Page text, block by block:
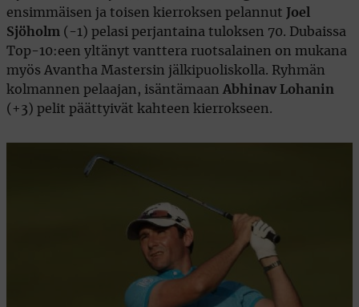
ensimmäisen ja toisen kierroksen pelannut
Joel
Sjöholm (-1) pelasi perjantaina tuloksen 70. Dubaissa
Top-10:een yltänyt vanttera ruotsalainen on mukana
myös Avantha Mastersin jälkipuoliskolla. Ryhmän
kolmannen pelaajan, isäntämaan Abhinav Lohanin
(+3) pelit päättyivät kahteen kierrokseen.